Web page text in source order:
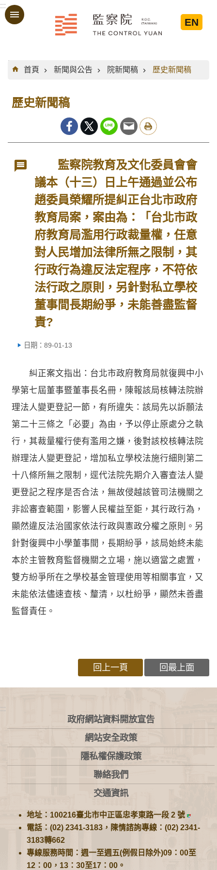
跳到主要內容區塊
:::
EN
:::
首頁
新聞與公告 院新聞稿 歷史新聞稿
歷史新聞稿
監察院教育及文化委員會會
議本（十三）日上午通過並公布
趙委員榮耀所提糾正台北市政府
教育局案，案由為：「台北市政
府教育局濫用行政裁量權，任意
對人民增加法律所無之限制，其
行政行為違反法定程序，不符依
法行政之原則，另針對私立學校
董事間長期紛爭，未能善盡監督
責?
日期：89-01-13
糾正案文指出：台北市政府教育局就復興中小
學第七屆董事暨董事長名冊，陳報該局核轉法院辦
理法人變更登記一節，有所違失：該局先以訴願法
第二十三條之「必要」為由，予以停止原處分之執
行，其裁量權行使有濫用之嫌，後對該校核轉法院
辦理法人變更登記，增加私立學校法施行細則第二
十八條所無之限制，逕代法院先期介入審查法人變
更登記之程序是否合法，無故侵越該管司法機關之
非訟審查範圍，影響人民權益至鉅，其行政行為，
顯然違反法治國家依法行政與憲政分權之原則。另
針對復興中小學董事間，長期紛爭，該局始終未能
本於主管教育監督機關之立場，施以適當之處置，
雙方紛爭所在之學校基金管理使用等相關事宜，又
未能依法儘速查核、釐清，以杜紛爭，顯然未善盡
監督責任。
回上一頁 回最上面
:::
政府網站資料開放宣告
網站安全政策
隱私權保護政策
聯絡我們
交通資訊
地址：100216臺北市中正區忠孝東路一段 2 號
電話：(02) 2341-3183，陳情諮詢專線：(02) 2341-
3183轉662
專線服務時間：週一至週五(例假日除外)09：00至
12：00，13：30至17：00。